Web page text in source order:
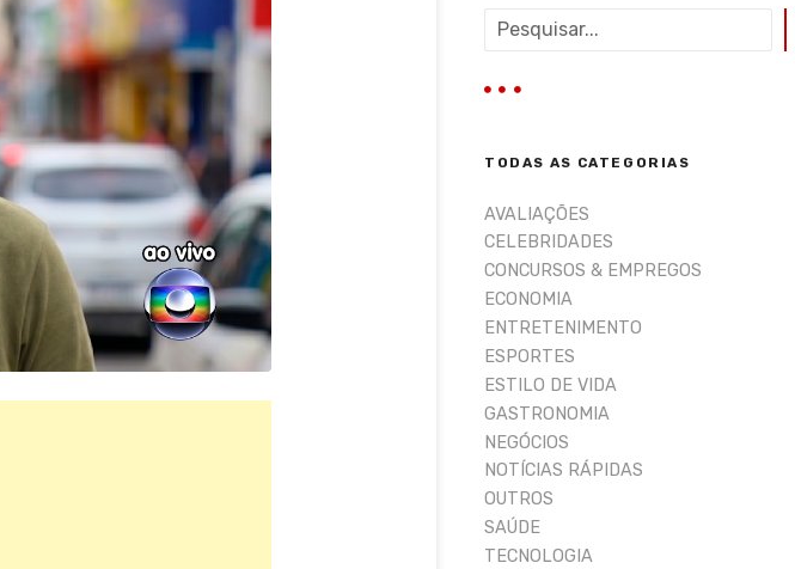
q
s
r
TODAS AS CATEGORIAS
AVALIAÇÕES
CELEBRIDADES
CONCURSOS & EMPREGOS
ECONOMIA
ENTRETENIMENTO
ESPORTES
ESTILO DE VIDA
GASTRONOMIA
NEGÓCIOS
NOTÍCIAS RÁPIDAS
OUTROS
SAÚDE
TECNOLOGIA